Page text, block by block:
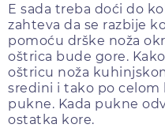
E sada treba doći do
zahteva da se razbije
pomoću drške noža
oštrica bude gore.
oštricu noža
sredini i tako po celom
pukne. Kada pukne
ostatka kore.